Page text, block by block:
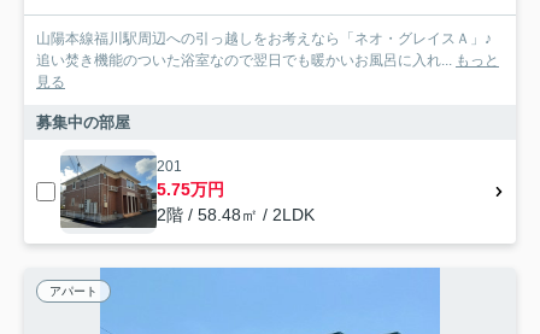
山陽本線福川駅周辺への引っ越しをお考えなら「ネオ・グレイスＡ」♪
追い焚き機能のついた浴室なので翌日でも暖かいお風呂に入れ... もっと
見る
募集中の部屋
201
5.75万円
2階 / 58.48㎡ / 2LDK
アパート